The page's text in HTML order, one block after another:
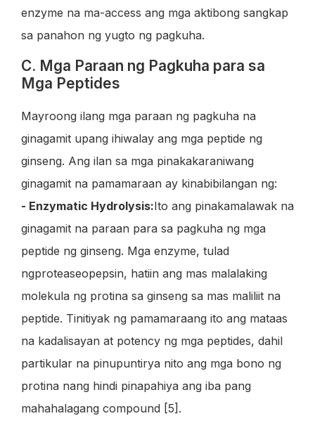
enzyme na ma-access ang mga aktibong sangkap
sa panahon ng yugto ng pagkuha.
C. Mga Paraan ng Pagkuha para sa
Mga Peptides
Mayroong ilang mga paraan ng pagkuha na
ginagamit upang ihiwalay ang mga peptide ng
ginseng. Ang ilan sa mga pinakakaraniwang
ginagamit na pamamaraan ay kinabibilangan ng:
- Enzymatic Hydrolysis:Ito ang pinakamalawak na
ginagamit na paraan para sa pagkuha ng mga
peptide ng ginseng. Mga enzyme, tulad
ngproteaseopepsin, hatiin ang mas malalaking
molekula ng protina sa ginseng sa mas maliliit na
peptide. Tinitiyak ng pamamaraang ito ang mataas
na kadalisayan at potency ng mga peptides, dahil
partikular na pinupuntirya nito ang mga bono ng
protina nang hindi pinapahiya ang iba pang
mahahalagang compound [5].